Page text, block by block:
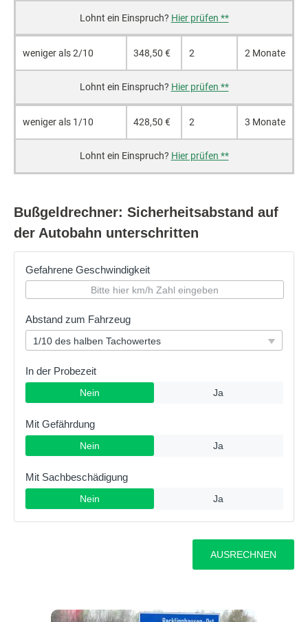
Hier prüfen **
weniger als 2/10 348,50 € 2 2 Monate
Hier prüfen **
weniger als 1/10 428,50 € 2 3 Monate
Hier prüfen **
Bußgeldrechner: Sicherheitsabstand auf
der Autobahn unterschritten